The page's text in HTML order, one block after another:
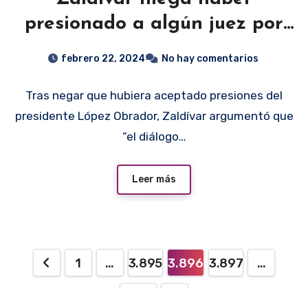
presionado a algún juez por
orden de AMLO
febrero 22, 2024 No hay comentarios
Tras negar que hubiera aceptado presiones del
presidente López Obrador, Zaldívar argumentó que
“el diálogo…
Leer más
Paginación
1 … 3.895 3.896 3.897 …